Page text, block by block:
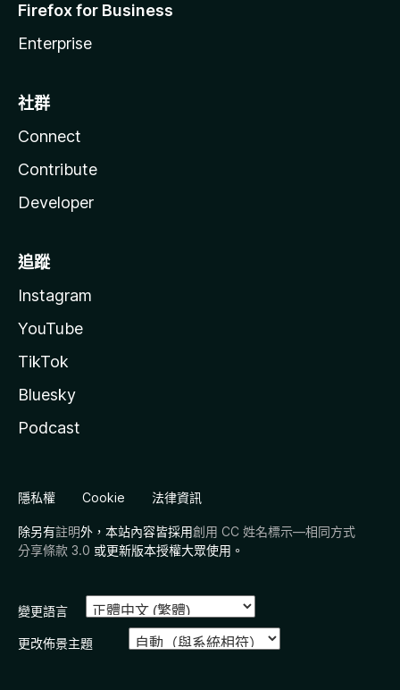
Firefox for Business
Enterprise
社群
Connect
Contribute
Developer
追蹤
Instagram
YouTube
TikTok
Bluesky
Podcast
隱私權 Cookie 法律資訊
除另有註明外，本站內容皆採用創用 CC 姓名標示—相同方式
分享條款 3.0 或更新版本授權大眾使用。
變更語言
更改佈景主題